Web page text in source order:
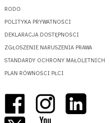
RODO
POLITYKA PRYWATNOŚCI
DEKLARACJA DOSTĘPNOŚCI
ZGŁOSZENIE NARUSZENIA PRAWA
STANDARDY OCHRONY MAŁOLETNICH
PLAN RÓWNOŚCI PŁCI